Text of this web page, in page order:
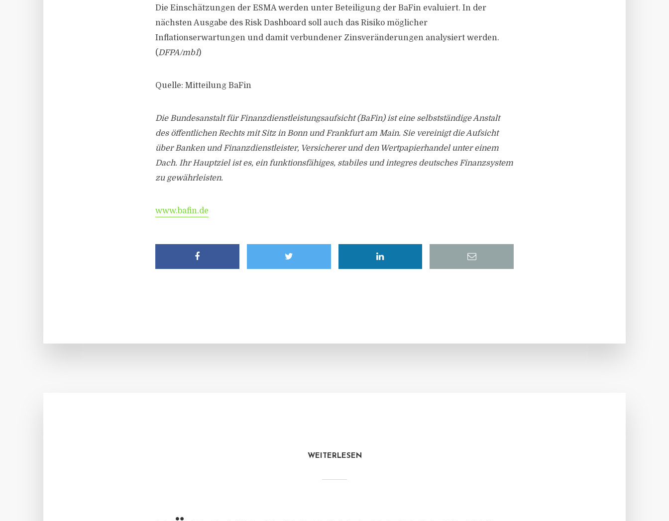
Die Einschätzungen der ESMA werden unter Beteiligung der BaFin evaluiert. In der
nächsten Ausgabe des Risk Dashboard soll auch das Risiko möglicher
Inflationserwartungen und damit verbundener Zinsveränderungen analysiert werden.
(DFPA/mb1)
Quelle: Mitteilung BaFin
Die Bundesanstalt für Finanzdienstleistungsaufsicht (BaFin) ist eine selbstständige Anstalt
des öffentlichen Rechts mit Sitz in Bonn und Frankfurt am Main. Sie vereinigt die Aufsicht
über Banken und Finanzdienstleister, Versicherer und den Wertpapierhandel unter einem
Dach. Ihr Hauptziel ist es, ein funktionsfähiges, stabiles und integres deutsches Finanzsystem
zu gewährleisten.
www.bafin.de
WEITERLESEN